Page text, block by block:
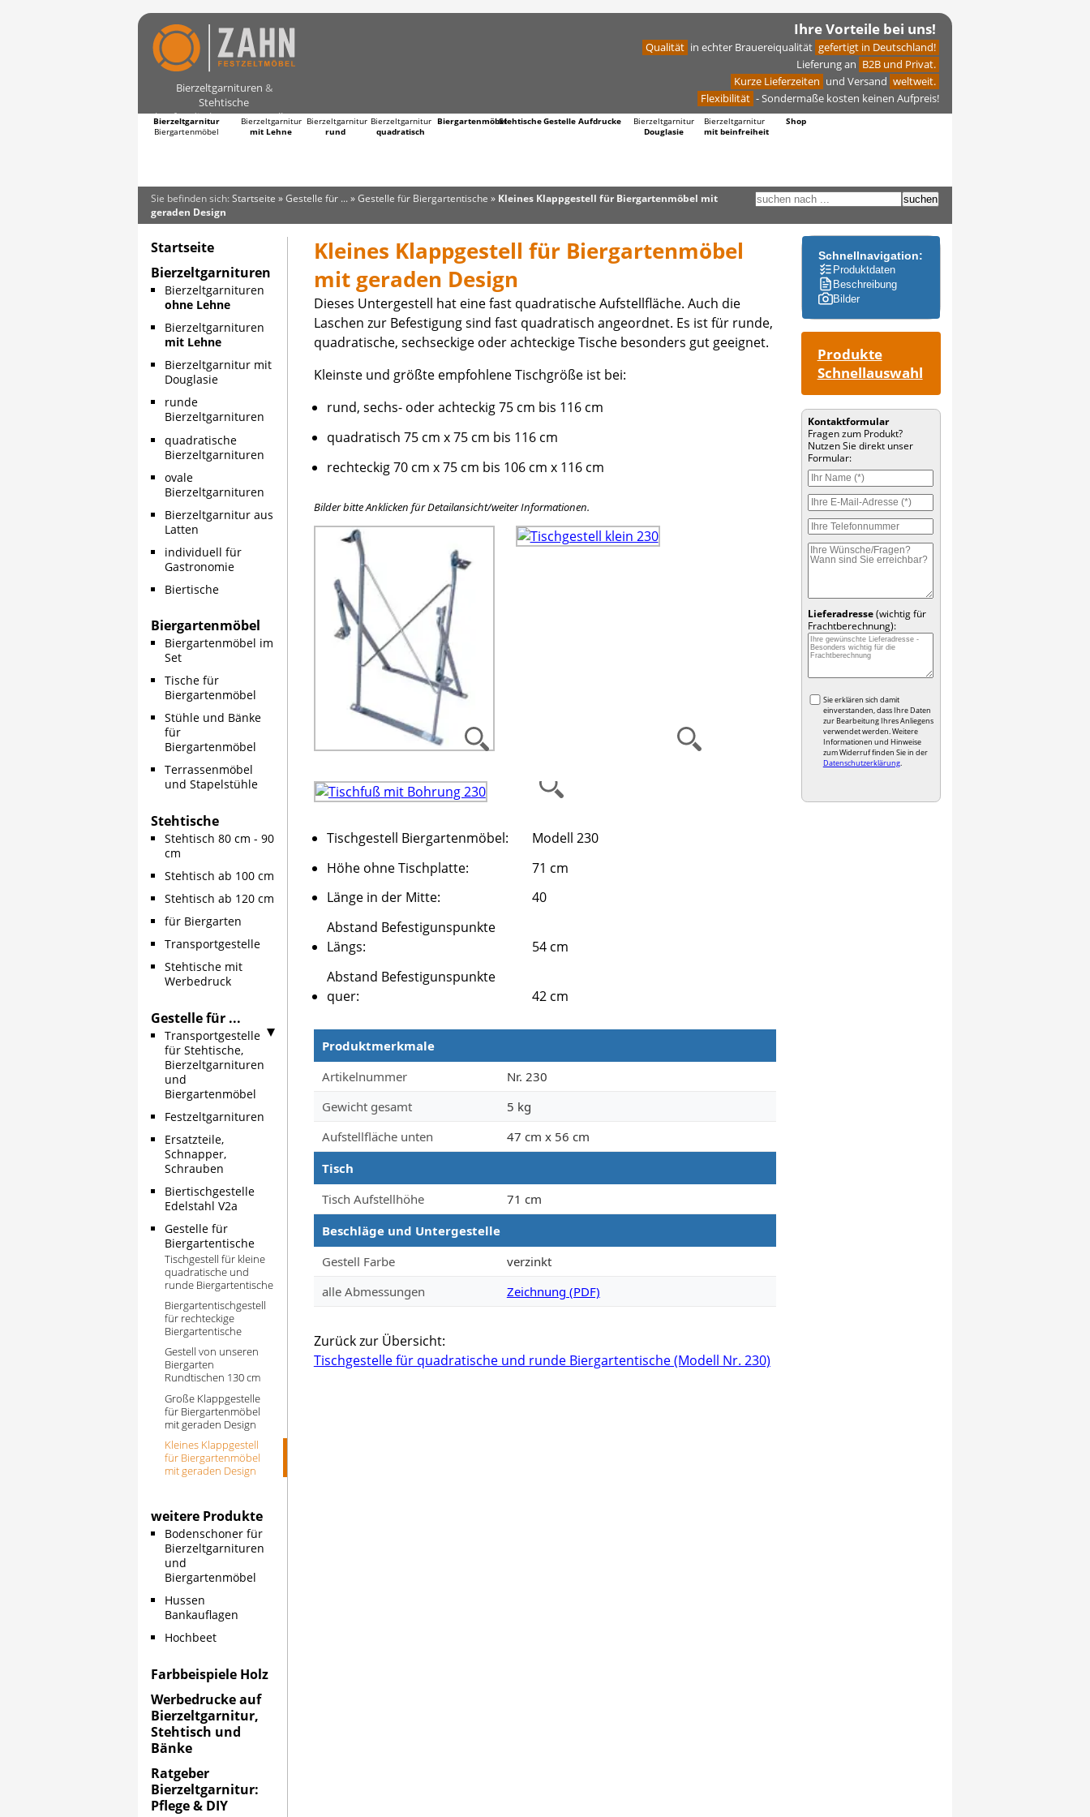
Bierzeltgarnituren &
Stehtische
kaufen direkt vom Hersteller
Ihre Vorteile bei uns!
Qualität in echter Brauereiqualität gefertigt in Deutschland!
Lieferung an B2B und Privat.
Kurze Lieferzeiten und Versand weltweit.
Flexibilität - Sondermaße kosten keinen Aufpreis!
Bierzeltgarnitur
Biergartenmöbel
Bierzeltgarnitur
mit Lehne
Bierzeltgarnitur
rund
Bierzeltgarnitur
quadratisch
BiergartenmöbelStehtischeGestelle Aufdrucke
Bierzeltgarnitur
Douglasie
Bierzeltgarnitur
mit beinfreiheit
Shop
Sie befinden sich: Startseite »Gestelle für ...»Gestelle für Biergartentische » Kleines Klappgestell für Biergartenmöbel mit
geraden Design
Startseite
Bierzeltgarnituren
Bierzeltgarnituren
ohne Lehne
Bierzeltgarnituren
mit Lehne
Bierzeltgarnitur mit
Douglasie
runde
Bierzeltgarnituren
quadratische
Bierzeltgarnituren
ovale
Bierzeltgarnituren
Bierzeltgarnitur aus
Latten
individuell für
Gastronomie
Biertische
Biergartenmöbel
Biergartenmöbel im
Set
Tische für
Biergartenmöbel
Stühle und Bänke
für
Biergartenmöbel
Terrassenmöbel
und Stapelstühle
Stehtische
Stehtisch 80 cm - 90
cm
Stehtisch ab 100 cm
Stehtisch ab 120 cm
für Biergarten
Transportgestelle
Stehtische mit
Werbedruck
Gestelle für ...
Transportgestelle
für Stehtische,
Bierzeltgarnituren
und
Biergartenmöbel
Festzeltgarnituren
Ersatzteile,
Schnapper,
Schrauben
Biertischgestelle
Edelstahl V2a
Gestelle für
Biergartentische
Tischgestell für kleine
quadratische und
runde Biergartentische
Biergartentischgestell
für rechteckige
Biergartentische
Gestell von unseren
Biergarten
Rundtischen 130 cm
Große Klappgestelle
für Biergartenmöbel
mit geraden Design
Kleines Klappgestell
für Biergartenmöbel
mit geraden Design
weitere Produkte
Bodenschoner für
Bierzeltgarnituren
und
Biergartenmöbel
Hussen
Bankauflagen
Hochbeet
Farbbeispiele Holz
Werbedrucke auf
Bierzeltgarnitur,
Stehtisch und
Bänke
Ratgeber
Bierzeltgarnitur:
Pflege & DIY
Kleines Klappgestell für Biergartenmöbel
mit geraden Design
Dieses Untergestell hat eine fast quadratische Aufstellfläche. Auch die
Laschen zur Befestigung sind fast quadratisch angeordnet. Es ist für runde,
quadratische, sechseckige oder achteckige Tische besonders gut geeignet.
Kleinste und größte empfohlene Tischgröße ist bei:
rund, sechs- oder achteckig 75 cm bis 116 cm
quadratisch 75 cm x 75 cm bis 116 cm
rechteckig 70 cm x 75 cm bis 106 cm x 116 cm
Bilder bitte Anklicken für Detailansicht/weiter Informationen.
Tischgestell Biergartenmöbel:
Modell 230
Höhe ohne Tischplatte:
71 cm
Länge in der Mitte:
40
Abstand Befestigunspunkte
Längs:
54 cm
Abstand Befestigunspunkte
quer:
42 cm
Produktmerkmale
Produktmerkmale
Artikelnummer
Nr. 230
Gewicht gesamt
5 kg
Aufstellfläche unten
47 cm x 56 cm
Tisch
Tisch Aufstellhöhe
71 cm
Beschläge und Untergestelle
Gestell Farbe
verzinkt
alle Abmessungen
Zeichnung (PDF)
Zurück zur Übersicht:
Tischgestelle für quadratische und runde Biergartentische (Modell Nr. 230)
Schnellnavigation:
Produktdaten
Beschreibung
Bilder
Produkte
Schnellauswahl
Kontaktformular
Fragen zum Produkt?
Nutzen Sie direkt unser
Formular:
Lieferadresse(wichtig für
Frachtberechnung):
Sie erklären sich damit
einverstanden, dass Ihre Daten
zur Bearbeitung Ihres Anliegens
verwendet werden. Weitere
Informationen und Hinweise
zum Widerruf finden Sie in der
Datenschutzerklärung.